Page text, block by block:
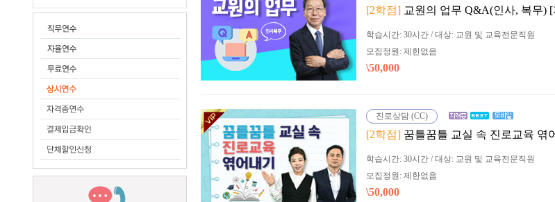
[2학점] 교원의 업무 Q&A(인사, 복무)
학습시간: 30시간 / 대상: 교원 및 교육전문직원
모집정원: 제한없음
\50,000
진로상담 (CC)
[2학점] 꿈틀꿈틀 교실 속 진로교육 엮
학습시간: 30시간 / 대상: 교원 및 교육전문직원
모집정원: 제한없음
\50,000